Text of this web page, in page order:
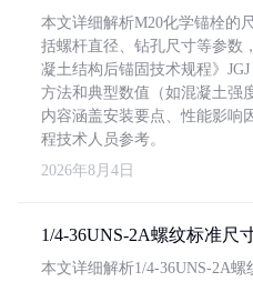
本文详细解析M20化学锚栓的
括螺杆直径、钻孔尺寸等参数
凝土结构后锚固技术规程》
方法和典型数值（如混凝土强
内容涵盖安装要点、性能影响
程技术人员参考。
2026年8月4日
1/4-36UNS-2A螺纹标准尺
本文详细解析1/4-36UNS-2A螺